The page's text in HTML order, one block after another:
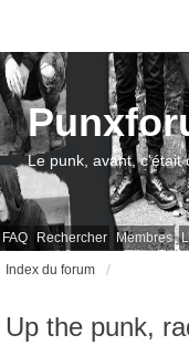
FAQ Rechercher Membres
Le punk, avant, c'était
Index du forum
Up the punk,